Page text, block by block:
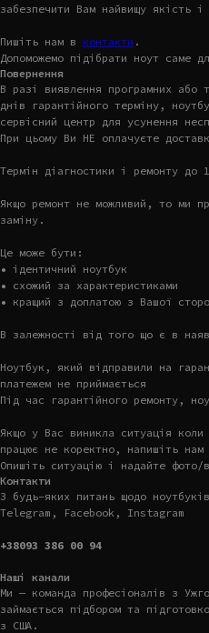
забезпечити Вам найвищу якість і
Пишіть нам в контакти .
Допоможемо підібрати ноут саме
Повернення
В разі виявлення програмних або
днів гарантійного терміну,
сервісний центр для усунення
При цьому Ви НЕ оплачуєте
Термін діагностики і ремонту
Якщо ремонт не можливий, то ми
заміну.
Це може бути:
• ідентичний ноутбук
• схожий за характеристиками
• кращий з доплатою з Вашої
В залежності від того що є в
Ноутбук, який відправили на
платежем не приймається
Під час гарантійного ремонту,
Якщо у Вас виникла ситуація
працює не коректно, напишіть
Опишіть ситуацію і надайте фото/
Контакти
З будь-яких питань щодо ноутбуків
Telegram, Facebook, Instagram
+38093 386 00 94
Наші канали
Ми — команда професіоналів з
займається підбором та
з США.